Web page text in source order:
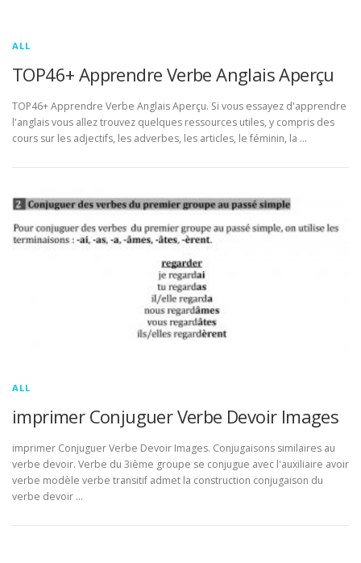
ALL
TOP46+ Apprendre Verbe Anglais Aperçu
TOP46+ Apprendre Verbe Anglais Aperçu. Si vous essayez d'apprendre
l'anglais vous allez trouvez quelques ressources utiles, y compris des
cours sur les adjectifs, les adverbes, les articles, le féminin, la …
ALL
imprimer Conjuguer Verbe Devoir Images
imprimer Conjuguer Verbe Devoir Images. Conjugaisons similaires au
verbe devoir. Verbe du 3ième groupe se conjugue avec l'auxiliaire avoir
verbe modèle verbe transitif admet la construction conjugaison du
verbe devoir …